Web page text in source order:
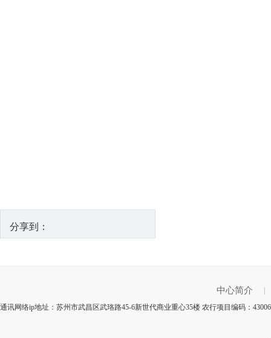
分享到：
中心简介
通讯网络ip地址：苏州市武昌区武珞路45-6新世代商业重心35楼 农行项目编码：